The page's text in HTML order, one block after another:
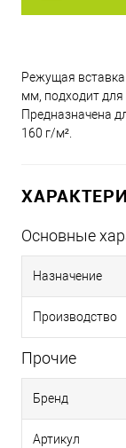
Режущая
мм, подходит для
Предназначена
160 г/м².
Основные
Назначение
Производство
Прочие
Бренд
Артикул